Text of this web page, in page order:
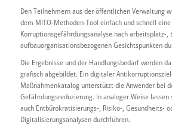
Den Teilnehmern aus der öffentlichen Verwaltung
dem MITO-Methoden-Tool einfach und schnell
Korruptionsgefährdungsanalyse nach arbeitsplatz-
aufbauorganisationsbezogenen Gesichtspunkten
Die Ergebnisse und der Handlungsbedarf werden
grafisch abgebildet. Ein digitaler
Maßnahmenkatalog unterstützt die Anwender bei
Gefährdungsreduzierung. In analoger Weise
auch Entbürokratisierungs-, Risiko-, Gesundheits-
Digitalisierungsanalysen durchführen.